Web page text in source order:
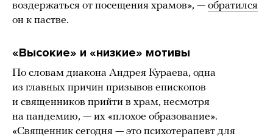
воздержаться от посещения храмов», — обратился
он к пастве.
«Высокие» и «низкие» мотивы
По словам диакона Андрея Кураева, одна
из главных причин призывов епископов
и священников прийти в храм, несмотря
на пандемию, — их «плохое образование».
«Священник сегодня — это психотерапевт для